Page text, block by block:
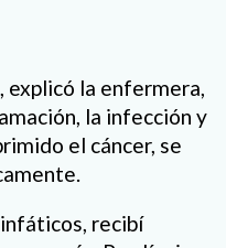
explicó la enfermera,
la infección y
el cáncer, se
recibí